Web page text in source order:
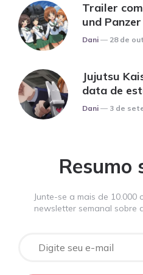
Trailer
und Panzer
Posted
Dani 28 de
Jujutsu
data de
Posted
Dani 3 de
Resumo
Junte-se a mais de
newsletter semanal sobre